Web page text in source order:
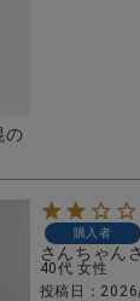
の
購入者
さんちゃん
40代 女性
投稿日